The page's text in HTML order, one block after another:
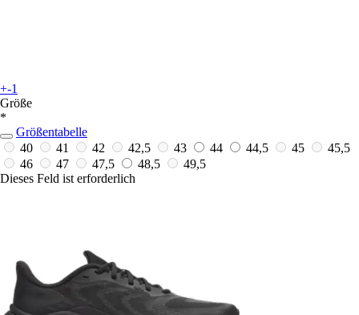
+-1
Größe
*
Größentabelle
40
41 42 42,5 43 44 44,5 45
45,5
46
47 47,5 48,5
49,5
Dieses Feld ist erforderlich